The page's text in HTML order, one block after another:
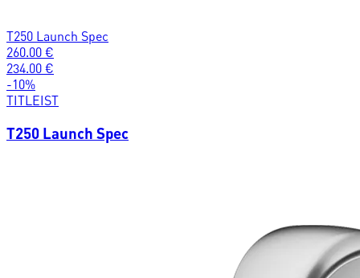
T250 Launch Spec
260.00 €
234.00 €
-10%
TITLEIST
T250 Launch Spec